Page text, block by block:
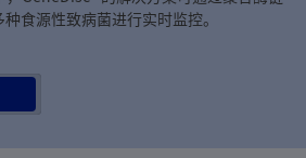
食源性致病菌进行实时监控。